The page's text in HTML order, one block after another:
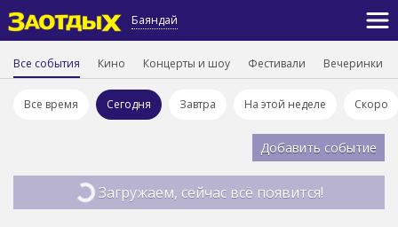
Баяндай
Все события Кино Концерты и шоу Фестивали Вечеринки
Все время Сегодня Завтра На этой неделе Скоро
Добавить событие
Загружаем, сейчас всё появится!